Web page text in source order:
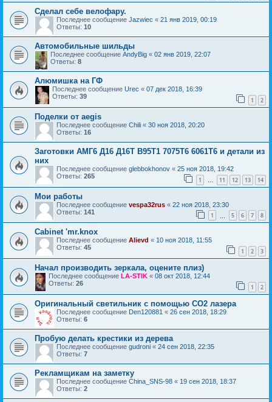
Сделал себе велофару.
Последнее сообщение Jazwiec « 21 янв 2019, 00:19
Ответы: 10
Автомобильные шильды
Последнее сообщение AndyBig « 02 янв 2019, 22:07
Ответы: 8
Алюмишка на ГФ
Последнее сообщение Urec « 07 дек 2018, 16:39
Ответы: 39 1 2
Поделки от aegis
Последнее сообщение Chili « 30 ноя 2018, 20:20
Ответы: 16
Заготовки АМГ6 Д16 Д16Т В95Т1 7075Т6 6061Т6 и детали из
них
Последнее сообщение glebbokhonov « 25 ноя 2018, 19:42
Ответы: 265 1 … 11 12 13 14
Мои работы
Последнее сообщение vespa32rus « 22 ноя 2018, 23:30
Ответы: 141 1 5 6 7 8
Cabinet 'mr.knox
Последнее сообщение Alievd « 10 ноя 2018, 11:55
Ответы: 45 1 2 3
Начал производить зеркала, оцените плиз)
Последнее сообщение LA-STIK « 08 окт 2018, 12:44
Ответы: 26 1 2
Оригинальный светильник с помощью CO2 лазера
Последнее сообщение Den120881 « 26 сен 2018, 18:29
Ответы: 6
Пробую делать крестики из дерева
Последнее сообщение gudroni « 24 сен 2018, 22:35
Ответы: 7
Рекламщикам на заметку
Последнее сообщение China_SNS-98 « 19 сен 2018, 18:37
Ответы: 2